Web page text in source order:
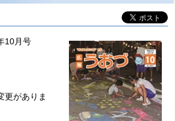
10月号
更がありま